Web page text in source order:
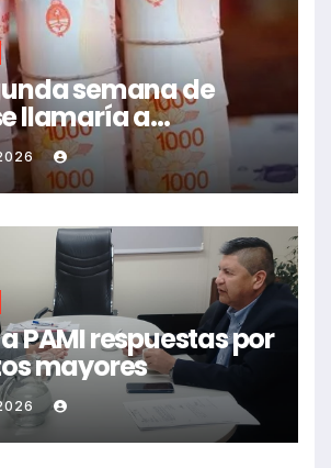
semana de
llamaría a
PAMI respuestas por
mayores